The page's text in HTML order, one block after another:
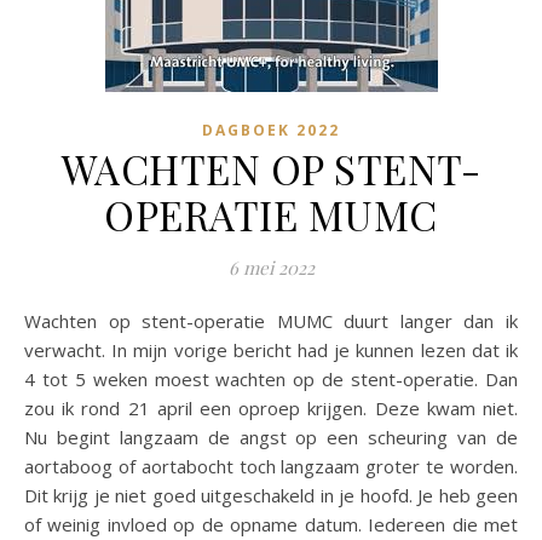
DAGBOEK 2022
WACHTEN OP STENT-
OPERATIE MUMC
6 mei 2022
Wachten op stent-operatie MUMC duurt langer dan ik
verwacht. In mijn vorige bericht had je kunnen lezen dat ik
4 tot 5 weken moest wachten op de stent-operatie. Dan
zou ik rond 21 april een oproep krijgen. Deze kwam niet.
Nu begint langzaam de angst op een scheuring van de
aortaboog of aortabocht toch langzaam groter te worden.
Dit krijg je niet goed uitgeschakeld in je hoofd. Je heb geen
of weinig invloed op de opname datum. Iedereen die met